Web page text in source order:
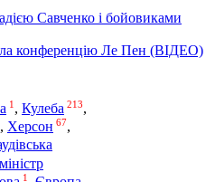
Савченко і бойовиками
конференцію Ле Пен (ВІДЕО)
1 , Кулеба 213,
, Херсон 67,
1